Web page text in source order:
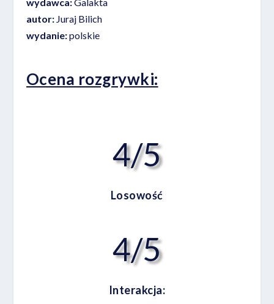
autor:Juraj Bilich
wydanie:polskie
Ocena rozgrywki:
4/5
Losowość
4/5
Interakcja: